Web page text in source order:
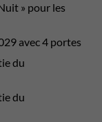
» pour les
avec 4 portes
du
du